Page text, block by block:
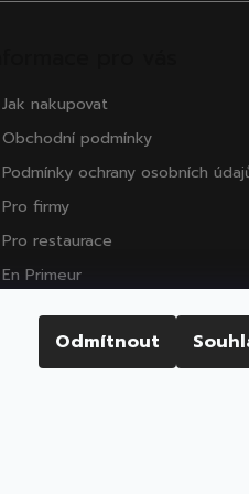
Odmítnout
Jak nakupovat
Obchodní podmínky
Podmínky ochrany osobních
Pro firmy
Pro restaurace
En Primeur
Zákaznická podpora